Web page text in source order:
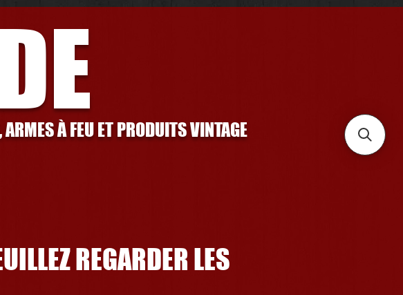
À FEU ET PRODUITS VINTAGE
REGARDER LES